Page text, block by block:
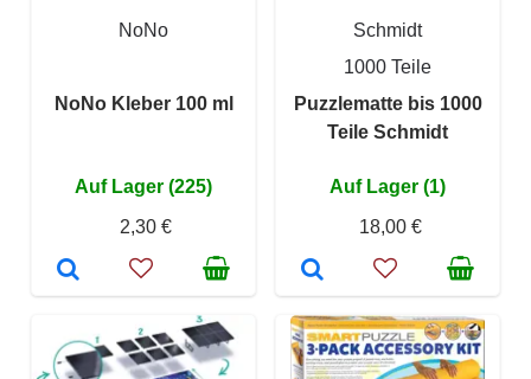
NoNo
NoNo Kleber 100 ml
Auf Lager (225)
2,30 €
Schmidt
1000 Teile
Puzzlematte bis 1000
Teile Schmidt
Auf Lager (1)
18,00 €